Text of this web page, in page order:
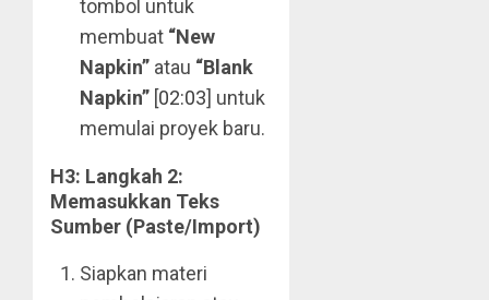
tombol untuk
membuat “New
Napkin” atau “Blank
Napkin” [02:03] untuk
memulai proyek baru.
H3: Langkah 2:
Memasukkan Teks
Sumber (Paste/Import)
Siapkan materi